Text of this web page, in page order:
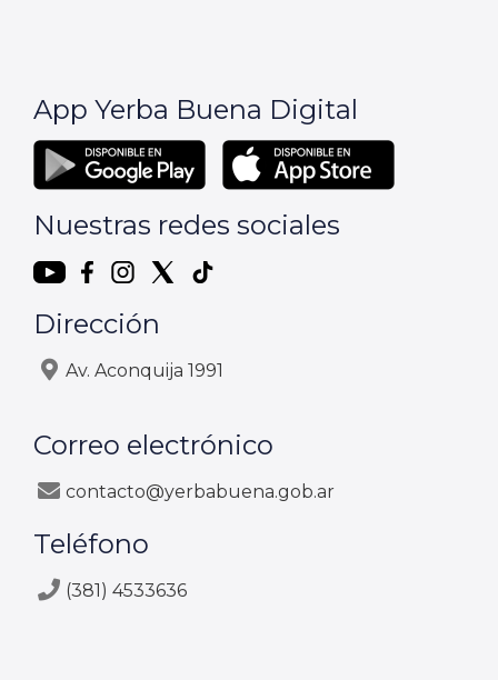
App Yerba Buena Digital
Nuestras redes sociales
Dirección
Av. Aconquija 1991
Correo electrónico
contacto@yerbabuena.gob.ar
Teléfono
(381) 4533636